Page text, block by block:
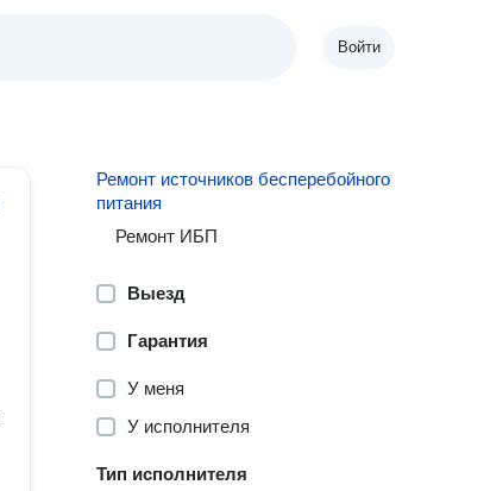
Войти
Ремонт источников бесперебойного
питания
Ремонт ИБП
Выезд
Гарантия
У меня
У исполнителя
Тип исполнителя